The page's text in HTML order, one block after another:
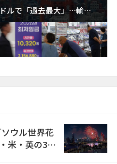
ルで「過去最大」…輸出
ウル世界花
米・英の3カ